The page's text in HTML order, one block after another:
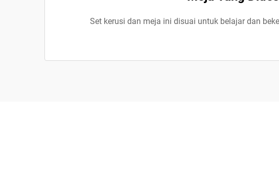
Set kerusi dan meja ini disuai untuk belajar dan